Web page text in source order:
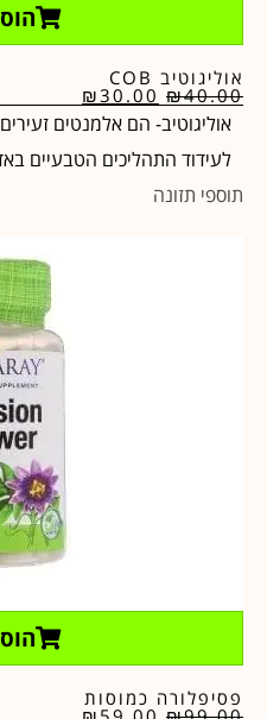
אוליגוטיב COB
₪40.00
₪30.00
אוליגוטיב- הם אלמנטים
לעידוד התהליכים הטבעיים
תוספי תזונה
פסיפלורה כמוסות